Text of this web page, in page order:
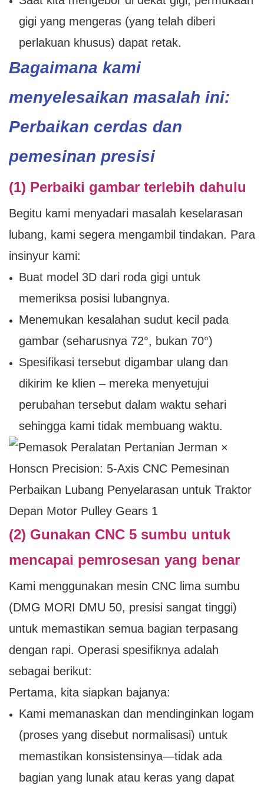
gigi yang mengeras (yang telah diberi
perlakuan khusus) dapat retak.
Bagaimana kami
menyelesaikan masalah ini:
Perbaikan cerdas dan
pemesinan presisi
(1) Perbaiki gambar terlebih dahulu
Begitu kami menyadari masalah keselarasan
lubang, kami segera mengambil tindakan. Para
insinyur kami:
Buat model 3D dari roda gigi untuk
memeriksa posisi lubangnya.
Menemukan kesalahan sudut kecil pada
gambar (seharusnya 72°, bukan 70°)
Spesifikasi tersebut digambar ulang dan
dikirim ke klien – mereka menyetujui
perubahan tersebut dalam waktu sehari
sehingga kami tidak membuang waktu.
(2) Gunakan CNC 5 sumbu untuk
mencapai pemrosesan yang benar
Kami menggunakan mesin CNC lima sumbu
(DMG MORI DMU 50, presisi sangat tinggi)
untuk memastikan semua bagian terpasang
dengan rapi. Operasi spesifiknya adalah
sebagai berikut:
Pertama, kita siapkan bajanya:
Kami memanaskan dan mendinginkan logam
(proses yang disebut normalisasi) untuk
memastikan konsistensinya—tidak ada
bagian yang lunak atau keras yang dapat